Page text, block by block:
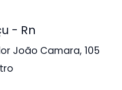
- Rn
João Camara, 105